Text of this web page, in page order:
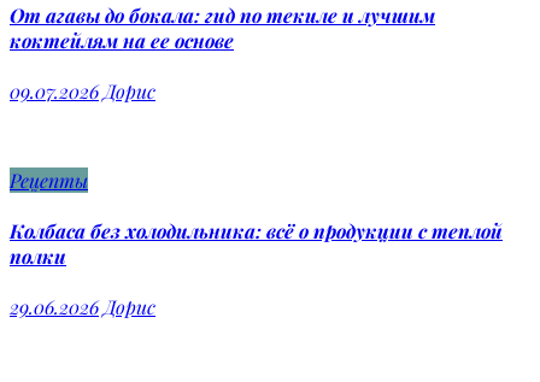
От агавы до бокала: гид по текиле и лучшим
коктейлям на ее основе
09.07.2026 Дорис
Рецепты
Колбаса без холодильника: всё о продукции с теплой
полки
29.06.2026Дорис